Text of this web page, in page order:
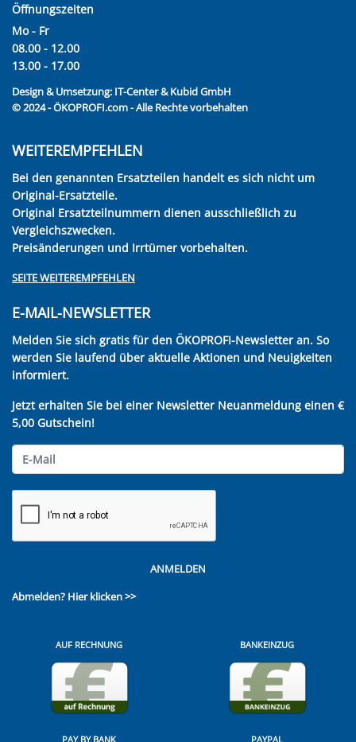
Öffnungszeiten
Mo - Fr
08.00 - 12.00
13.00 - 17.00
Design & Umsetzung: IT-Center & Kubid GmbH
© 2024 - ÖKOPROFI.com - Alle Rechte vorbehalten
WEITEREMPFEHLEN
Bei den genannten Ersatzteilen handelt es sich nicht um
Original-Ersatzteile.
Original Ersatzteilnummern dienen ausschließlich zu
Vergleichszwecken.
Preisänderungen und Irrtümer vorbehalten.
SEITE WEITEREMPFEHLEN
E-MAIL-NEWSLETTER
Melden Sie sich gratis für den ÖKOPROFI-Newsletter an. So
werden Sie laufend über aktuelle Aktionen und Neuigkeiten
informiert.
Jetzt erhalten Sie bei einer Newsletter Neuanmeldung einen €
5,00 Gutschein!
ANMELDEN
Abmelden? Hier klicken >>
AUF RECHNUNG BANKEINZUG
PAY BY BANK PAYPAL